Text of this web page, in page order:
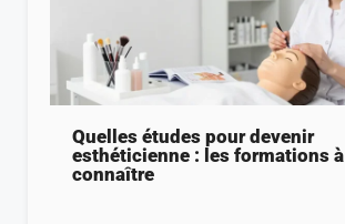
Quelles études pour devenir
esthéticienne : les formations à
connaître